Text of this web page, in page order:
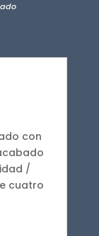
con
/
cuatro